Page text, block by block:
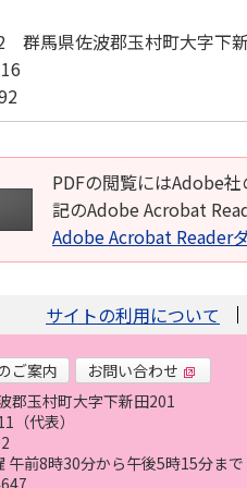
群馬県佐波郡玉村町大字下
PDFの閲覧にはAdobe
記のAdobe Acrobat
Adobe Acrobat Reader
サイトの利用について
ご案内
お問い合わせ
郡玉村町大字下新田201
（代表）
午前8時30分から午後5時15分ま